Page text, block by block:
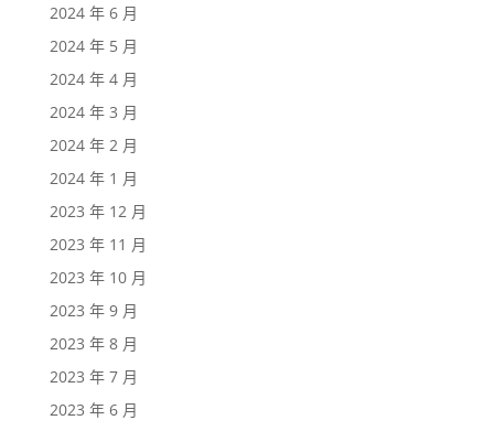
2024 年 6 月
2024 年 5 月
2024 年 4 月
2024 年 3 月
2024 年 2 月
2024 年 1 月
2023 年 12 月
2023 年 11 月
2023 年 10 月
2023 年 9 月
2023 年 8 月
2023 年 7 月
2023 年 6 月